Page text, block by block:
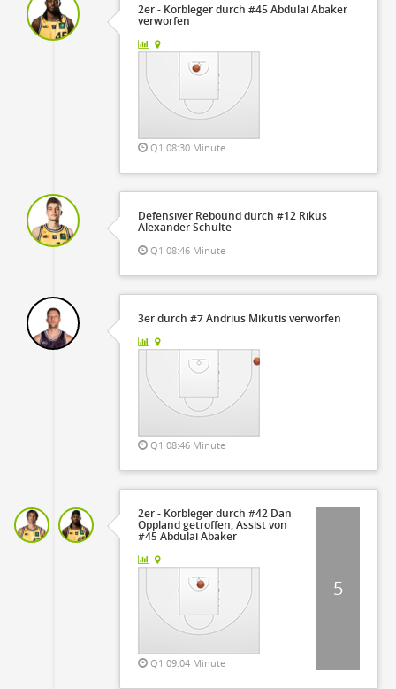
2er - Korbleger durch #45 Abdulai Abaker
verworfen
Q1 08:30 Minute
Defensiver Rebound durch #12 Rikus
Alexander Schulte
Q1 08:46 Minute
3er durch #7 Andrius Mikutis verworfen
Q1 08:46 Minute
2er - Korbleger durch #42 Dan
Oppland getroffen, Assist von
#45 Abdulai Abaker
Q1 09:04 Minute
5